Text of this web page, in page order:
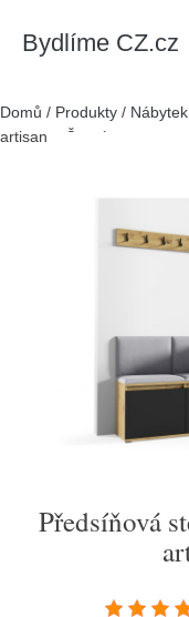
Bydlíme CZ.cz
Domů / Produkty / Nábytek
artisan + Černá
Předsíňová